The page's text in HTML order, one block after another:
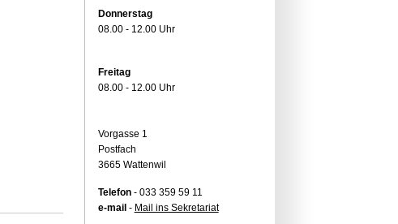
Donnerstag
08.00 - 12.00 Uhr
Freitag
08.00 - 12.00 Uhr
Vorgasse 1
Postfach
3665 Wattenwil
Telefon- 033 359 59 11
e-mail - Mail ins Sekretariat